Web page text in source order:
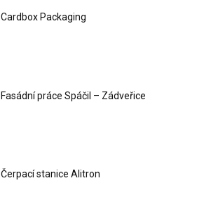
Cardbox Packaging
Fasádní práce Spáčil – Zádveřice
Čerpací stanice Alitron